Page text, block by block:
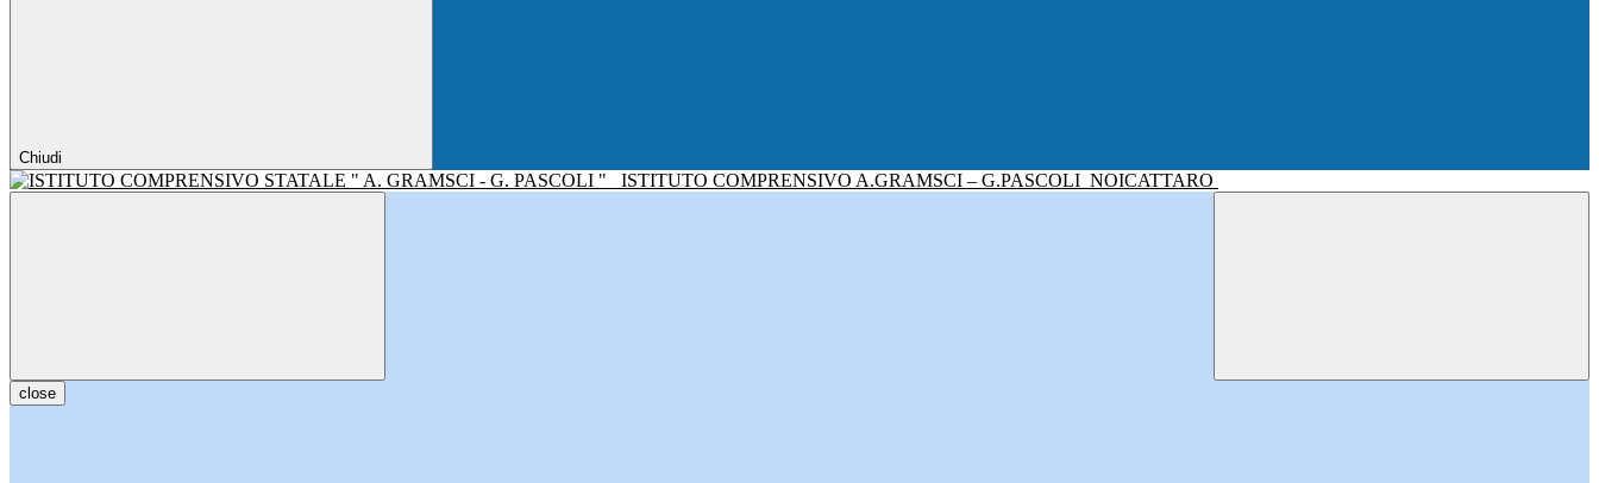
Chiudi
ISTITUTO COMPRENSIVO A.GRAMSCI – G.PASCOLI NOICATTARO
close